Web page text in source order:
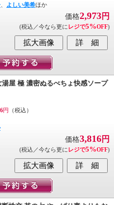
、 よしい美希ほか
価格2,973円
(税込／今なら更に レジで5%OFF)
屋 極 濃密ぬるべちょ快感ソープ
円
（税込）
価格3,816円
(税込／今なら更に レジで5%OFF)